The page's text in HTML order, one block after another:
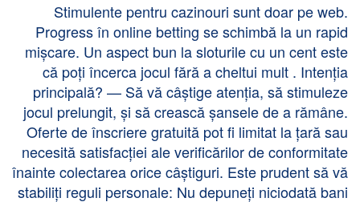
Stimulente pentru cazinouri sunt doar pe web.
Progress în online betting se schimbă la un rapid
mișcare. Un aspect bun la sloturile cu un cent este
că poți încerca jocul fără a cheltui mult . Intenția
principală? — Să vă câștige atenția, să stimuleze
jocul prelungit, și să crească șansele de a rămâne.
Oferte de înscriere gratuită pot fi limitat la țară sau
necesită satisfacției ale verificărilor de conformitate
înainte colectarea orice câștiguri. Este prudent să vă
stabiliți reguli personale: Nu depuneți niciodată bani